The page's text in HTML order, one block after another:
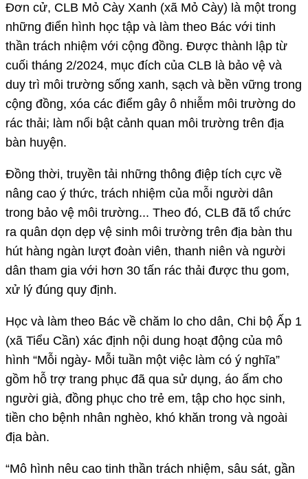
Đơn cử, CLB Mỏ Cày Xanh (xã Mỏ Cày) là một trong
những điển hình học tập và làm theo Bác với tinh
thần trách nhiệm với cộng đồng. Được thành lập từ
cuối tháng 2/2024, mục đích của CLB là bảo vệ và
duy trì môi trường sống xanh, sạch và bền vững trong
cộng đồng, xóa các điểm gây ô nhiễm môi trường do
rác thải; làm nổi bật cảnh quan môi trường trên địa
bàn huyện.
Đồng thời, truyền tải những thông điệp tích cực về
nâng cao ý thức, trách nhiệm của mỗi người dân
trong bảo vệ môi trường... Theo đó, CLB đã tổ chức
ra quân dọn dẹp vệ sinh môi trường trên địa bàn thu
hút hàng ngàn lượt đoàn viên, thanh niên và người
dân tham gia với hơn 30 tấn rác thải được thu gom,
xử lý đúng quy định.
Học và làm theo Bác về chăm lo cho dân, Chi bộ Ấp 1
(xã Tiểu Cần) xác định nội dung hoạt động của mô
hình “Mỗi ngày- Mỗi tuần một việc làm có ý nghĩa”
gồm hỗ trợ trang phục đã qua sử dụng, áo ấm cho
người già, đồng phục cho trẻ em, tập cho học sinh,
tiền cho bệnh nhân nghèo, khó khăn trong và ngoài
địa bàn.
“Mô hình nêu cao tinh thần trách nhiệm, sâu sát, gần